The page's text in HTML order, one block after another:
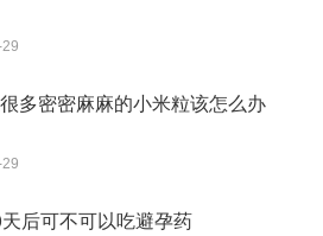
多密密麻麻的小米粒该怎么办
后可不可以吃避孕药